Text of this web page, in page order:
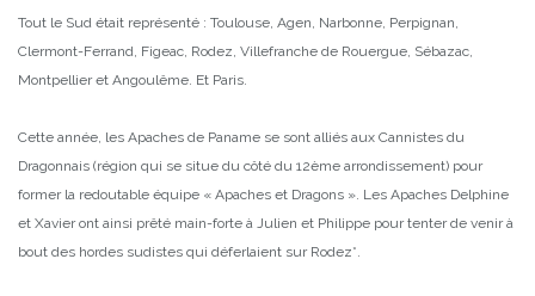
Tout le Sud était représenté : Toulouse, Agen, Narbonne, Perpignan,
Clermont-Ferrand, Figeac, Rodez, Villefranche de Rouergue, Sébazac,
Montpellier et Angoulême. Et Paris.
Cette année, les Apaches de Paname se sont alliés aux Cannistes du
Dragonnais (région qui se situe du côté du 12ème arrondissement) pour
former la redoutable équipe « Apaches et Dragons ». Les Apaches Delphine
et Xavier ont ainsi prêté main-forte à Julien et Philippe pour tenter de venir à
bout des hordes sudistes qui déferlaient sur Rodez*.